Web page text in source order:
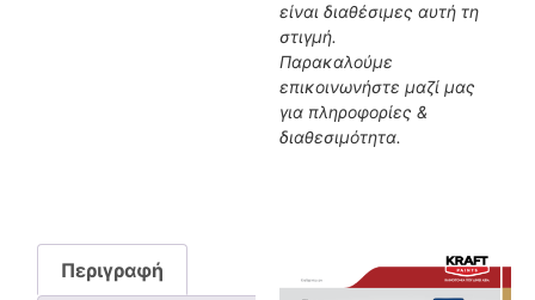
είναι διαθέσιμες αυτή τη
στιγμή.
Παρακαλούμε
επικοινωνήστε μαζί μας
για πληροφορίες &
διαθεσιμότητα.
Περιγραφή